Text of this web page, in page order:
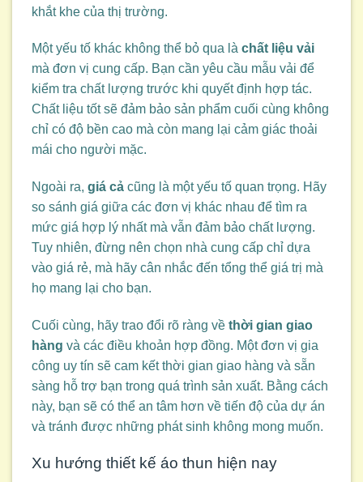
khắt khe của thị trường.
Một yếu tố khác không thể bỏ qua là chất liệu vải
mà đơn vị cung cấp. Bạn cần yêu cầu mẫu vải để
kiểm tra chất lượng trước khi quyết định hợp tác.
Chất liệu tốt sẽ đảm bảo sản phẩm cuối cùng không
chỉ có độ bền cao mà còn mang lại cảm giác thoải
mái cho người mặc.
Ngoài ra, giá cả cũng là một yếu tố quan trọng. Hãy
so sánh giá giữa các đơn vị khác nhau để tìm ra
mức giá hợp lý nhất mà vẫn đảm bảo chất lượng.
Tuy nhiên, đừng nên chọn nhà cung cấp chỉ dựa
vào giá rẻ, mà hãy cân nhắc đến tổng thể giá trị mà
họ mang lại cho bạn.
Cuối cùng, hãy trao đổi rõ ràng về thời gian giao
hàng và các điều khoản hợp đồng. Một đơn vị gia
công uy tín sẽ cam kết thời gian giao hàng và sẵn
sàng hỗ trợ bạn trong quá trình sản xuất. Bằng cách
này, bạn sẽ có thể an tâm hơn về tiến độ của dự án
và tránh được những phát sinh không mong muốn.
Xu hướng thiết kế áo thun hiện nay